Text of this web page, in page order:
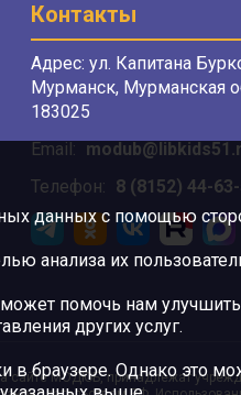
Контакты
Адрес: ул. Капитана
Мурманск, Мурманская
183025
Email:
Телефон: 8 (8152) 44-
сайте МОДЮБ, принадлежат
данных с помощью
анализа их
помочь нам
других услуг.
браузере. Однако это